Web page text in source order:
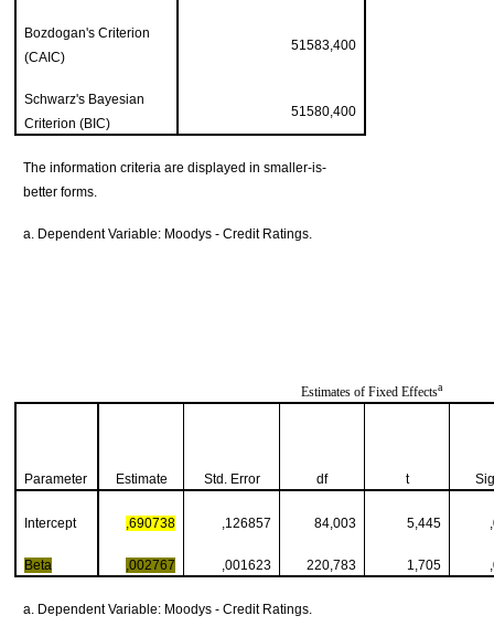
Bozdogan's Criterion
(CAIC)
51583,400
Schwarz's Bayesian
Criterion (BIC)
51580,400
The information criteria are displayed in smaller-is-
better forms.
a. Dependent Variable: Moodys - Credit Ratings.
Estimates of Fixed Effectsa
Parameter Estimate Std. Error df t
Intercept ,690738 ,126857 84,003 5,445
Beta ,002767 ,001623 220,783 1,705
a. Dependent Variable: Moodys - Credit Ratings.